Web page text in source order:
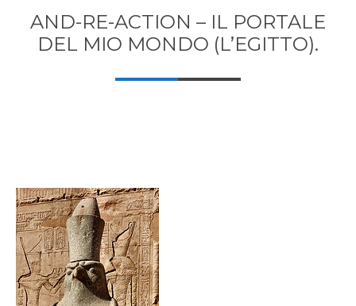
AND-RE-ACTION – IL PORTALE
DEL MIO MONDO (L’EGITTO).